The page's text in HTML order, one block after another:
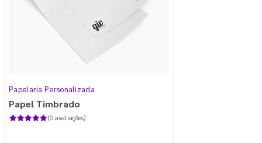
Papelaria Personalizada
Papel Timbrado
(5 avaliações)